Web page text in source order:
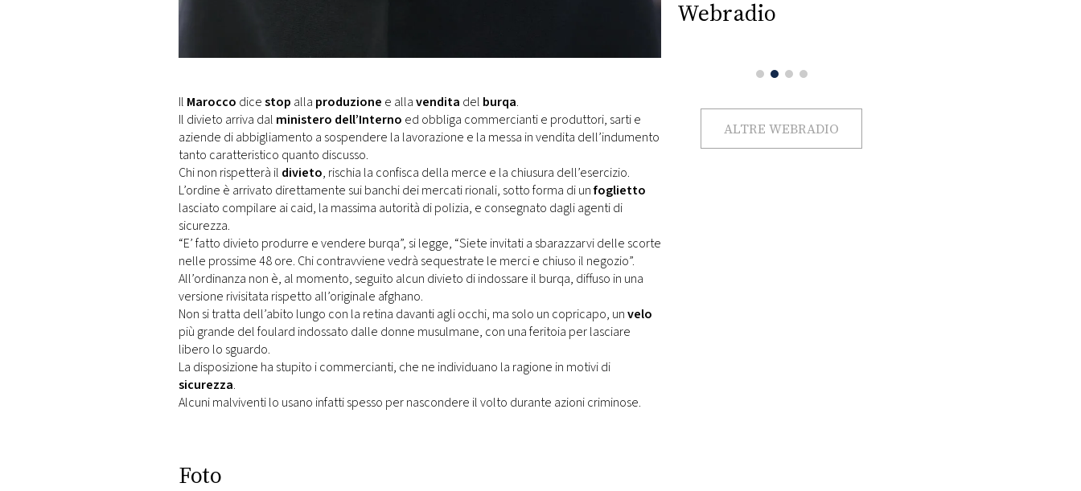
DI
Il Marocco dicestop alla produzione e allavendita del burqa.
Il divieto arriva dal ministero dell’Interno ed obbliga commercianti e produttori, sarti e
aziende di abbigliamento a sospendere la lavorazione e la messa in vendita dell’indumento
tanto caratteristico quanto discusso.
Chi non rispetterà il divieto, rischia la confisca della merce e la chiusura dell’esercizio.
L’ordine è arrivato direttamente sui banchi dei mercati rionali, sotto forma di unfoglietto
lasciato compilare ai caid, la massima autorità di polizia, e consegnato dagli agenti di
sicurezza.
“E’ fatto divieto produrre e vendere burqa”, si legge, “Siete invitati a sbarazzarvi delle scorte
nelle prossime 48 ore. Chi contravviene vedrà sequestrate le merci e chiuso il negozio”.
All’ordinanza non è, al momento, seguito alcun divieto di indossare il burqa, diffuso in una
versione rivisitata rispetto all’originale afghano.
Non si tratta dell’abito lungo con la retina davanti agli occhi, ma solo un copricapo, unvelo
più grande del foulard indossato dalle donne musulmane, con una feritoia per lasciare
libero lo sguardo.
La disposizione ha stupito i commercianti, che ne individuano la ragione in motivi di
sicurezza.
Alcuni malviventi lo usano infatti spesso per nascondere il volto durante azioni criminose.
Foto
Webradio
ALTRE WEBRADIO